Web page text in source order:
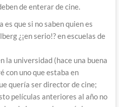
de enterar de cine.
es que si no saben quien es
¿¡en serio!? en escuelas de
la universidad (hace una buena
con uno que estaba en
quería ser director de cine;
películas anteriores al año no